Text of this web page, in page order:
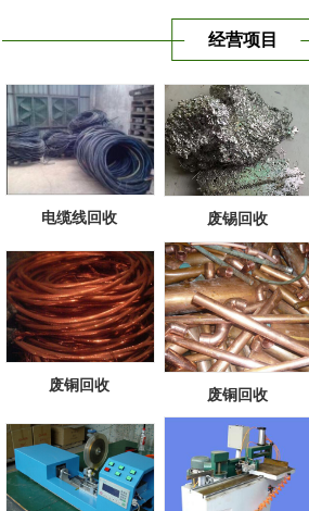
承诺、安全快捷。我们的经营理念：
经营项目
电缆线回收 废锡回收
废铜回收
废铜回收